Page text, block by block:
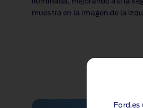
iluminada, mejorando así la
muestra en la imagen de la